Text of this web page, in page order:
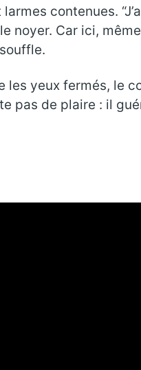
contenues.
noyer. Car ici,
les yeux fermés, le
pas de plaire : il